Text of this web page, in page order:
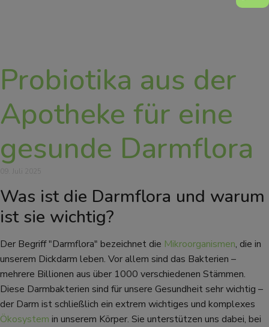
Probiotika aus der
Apotheke für eine
gesunde Darmflora
Was ist die Darmflora und warum
ist sie wichtig?
Der Begriff "Darmflora" bezeichnet die Mikroorganismen, die in
unserem Dickdarm leben. Vor allem sind das Bakterien –
mehrere Billionen aus über 1000 verschiedenen Stämmen.
Diese Darmbakterien sind für unsere Gesundheit sehr wichtig –
der Darm ist schließlich ein extrem wichtiges und komplexes
Ökosystem in unserem Körper. Sie unterstützen uns dabei, bei